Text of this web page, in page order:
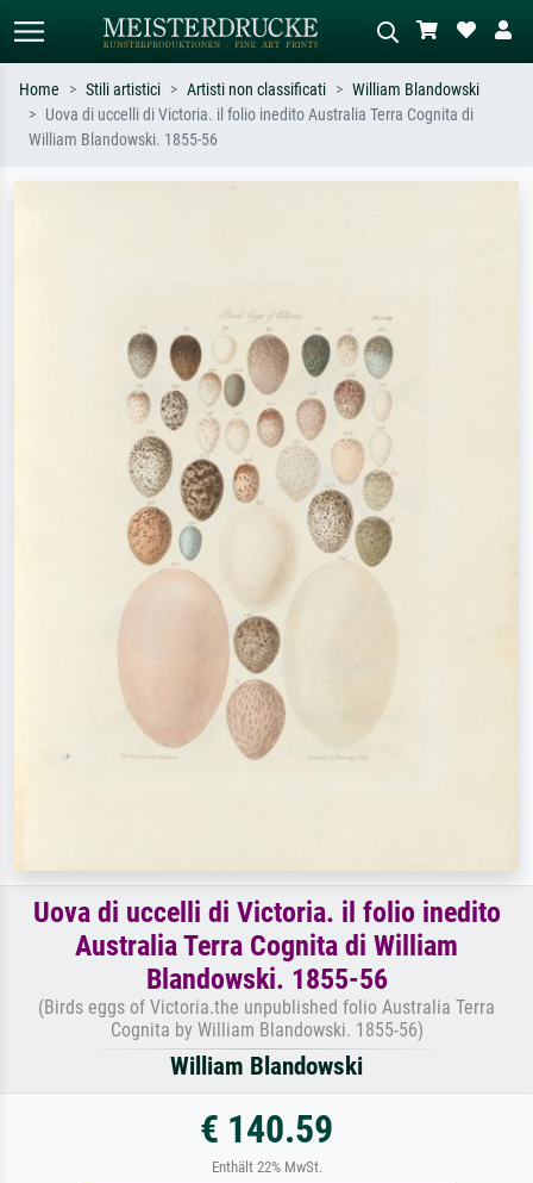
Ricerca standard
Home Stili artistici Artisti non classificati
William Blandowski
Uova di uccelli di Victoria. il folio inedito Australia Terra Cognita di
William Blandowski. 1855-56
Uova di uccelli di Victoria. il folio inedito
Australia Terra Cognita di William
Blandowski. 1855-56
(Birds eggs of Victoria.the unpublished folio Australia Terra
Cognita by William Blandowski. 1855-56)
William Blandowski
€ 140.59
Enthält 22% MwSt.